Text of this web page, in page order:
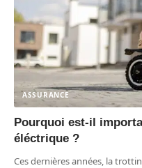
ASSURANCE
Pourquoi est-il
éléctrique ?
Ces dernières années, la